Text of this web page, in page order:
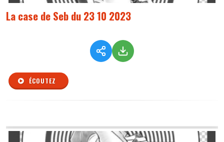
La case de Seb du 23 10 2023
ÉCOUTEZ